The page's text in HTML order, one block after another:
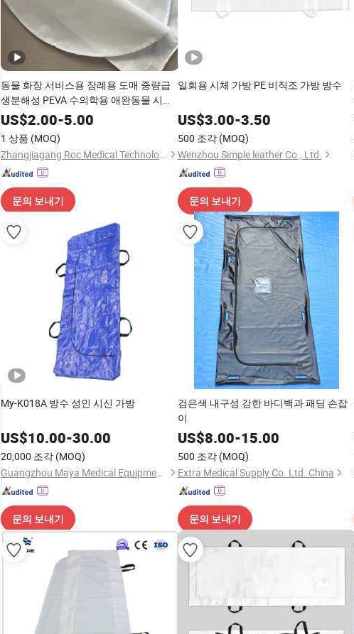
동물 화장 서비스용 장례용 도매 중량급
생분해성 PEVA 수의학용 애완동물 시신
가방 가격
US$2.00-5.00
1 상품 (MOQ)
Zhangjiagang Roc Medical Technology Co., Ltd.
문의 보내기
일회용 시체 가방 PE 비직조 가방 방수
US$3.00-3.50
500 조각 (MOQ)
Wenzhou Simple leather Co., Ltd.
문의 보내기
My-K018A 방수 성인 시신 가방
US$10.00-30.00
20,000 조각 (MOQ)
Guangzhou Maya Medical Equipment Co., Ltd.
문의 보내기
검은색 내구성 강한 바디백과 패딩 손잡
이
US$8.00-15.00
500 조각 (MOQ)
Extra Medical Supply Co. Ltd. China
문의 보내기